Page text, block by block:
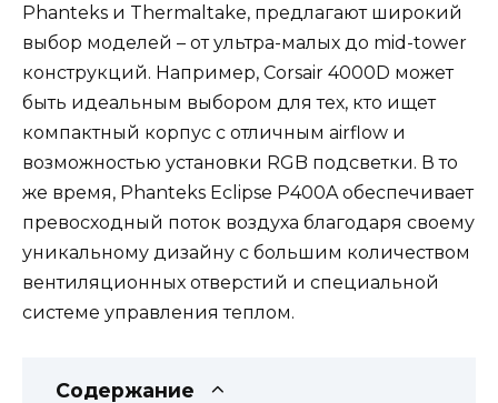
Phanteks и Thermaltake, предлагают широкий
выбор моделей – от ультра-малых до mid-tower
конструкций. Например, Corsair 4000D может
быть идеальным выбором для тех, кто ищет
компактный корпус с отличным airflow и
возможностью установки RGB подсветки. В то
же время, Phanteks Eclipse P400A обеспечивает
превосходный поток воздуха благодаря своему
уникальному дизайну с большим количеством
вентиляционных отверстий и специальной
системе управления теплом.
Содержание